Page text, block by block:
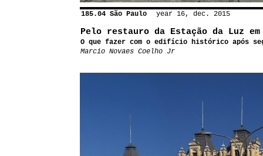
185.04 São Paulo year 16, dec. 2015
Pelo restauro da Estação da Luz
O que fazer com o edifício histórico após
Marcio Novaes Coelho Jr